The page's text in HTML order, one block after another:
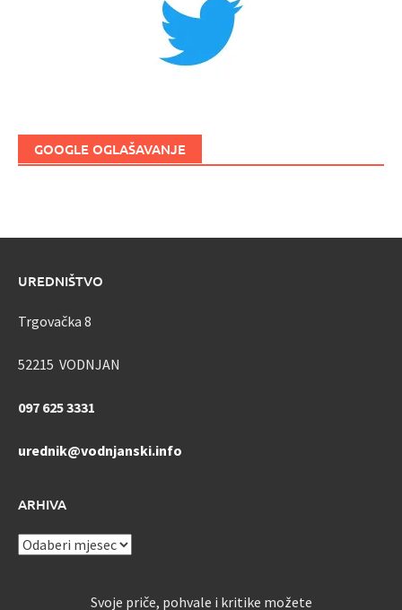
GOOGLE OGLAŠAVANJE
UREDNIŠTVO
Trgovačka 8
52215 VODNJAN
097 625 3331
urednik@vodnjanski.info
ARHIVA
ARHIVA
Svoje priče, pohvale i kritike možete